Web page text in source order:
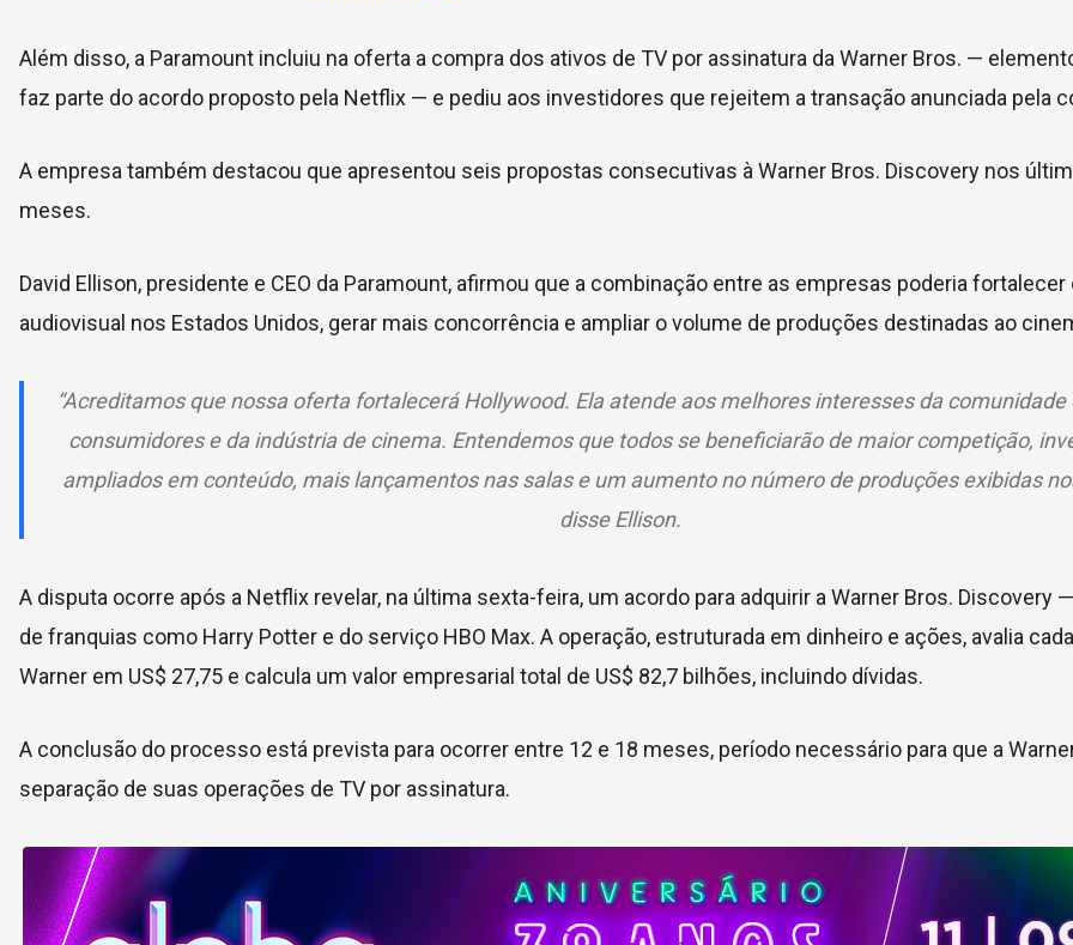
Além disso, a Paramount incluiu na oferta a compra dos ativos de TV por assinatura da Warner Bros. —
faz parte do acordo proposto pela Netflix — e pediu aos investidores que rejeitem a transação anunciada pela
A empresa também destacou que apresentou seis propostas consecutivas à Warner Bros. Discovery nos
meses.
David Ellison, presidente e CEO da Paramount, afirmou que a combinação entre as empresas poderia
audiovisual nos Estados Unidos, gerar mais concorrência e ampliar o volume de produções destinadas ao
“Acreditamos que nossa oferta fortalecerá Hollywood. Ela atende aos melhores interesses da comunidade
consumidores e da indústria de cinema. Entendemos que todos se beneficiarão de maior competição,
ampliados em conteúdo, mais lançamentos nas salas e um aumento no número de produções exibidas
disse Ellison.
A disputa ocorre após a Netflix revelar, na última sexta-feira, um acordo para adquirir a Warner Bros. Discovery
de franquias como Harry Potter e do serviço HBO Max. A operação, estruturada em dinheiro e ações, avalia
Warner em US$ 27,75 e calcula um valor empresarial total de US$ 82,7 bilhões, incluindo dívidas.
A conclusão do processo está prevista para ocorrer entre 12 e 18 meses, período necessário para que a
separação de suas operações de TV por assinatura.